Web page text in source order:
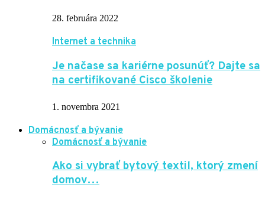
28. februára 2022
Internet a technika
Je načase sa kariérne posunúť? Dajte sa
na certifikované Cisco školenie
1. novembra 2021
Domácnosť a bývanie
Domácnosť a bývanie
Ako si vybrať bytový textil, ktorý zmení
domov…